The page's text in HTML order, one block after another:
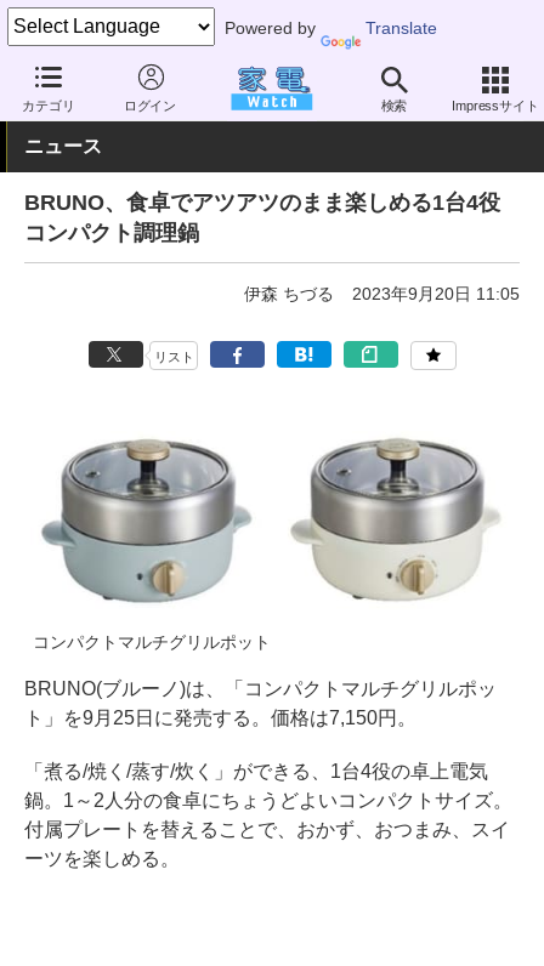
Powered by Translate
カテゴリ ログイン 検索 Impressサイト
家電 Watch 生活家電 キッチン家電 電気圧力鍋・煮込み鍋
ニュース
BRUNO、食卓でアツアツのまま楽しめる1台4役
コンパクト調理鍋
伊森 ちづる 2023年9月20日 11:05
リスト
コンパクトマルチグリルポット
BRUNO(ブルーノ)は、「コンパクトマルチグリルポッ
ト」を9月25日に発売する。価格は7,150円。
「煮る/焼く/蒸す/炊く」ができる、1台4役の卓上電気
鍋。1～2人分の食卓にちょうどよいコンパクトサイズ。
付属プレートを替えることで、おかず、おつまみ、スイ
ーツを楽しめる。